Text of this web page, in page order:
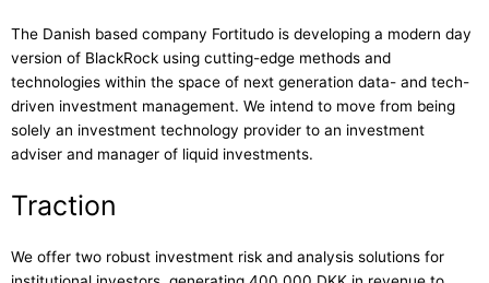
The Danish based company Fortitudo is developing a modern day
version of BlackRock using cutting-edge methods and
technologies within the space of next generation data- and tech-
driven investment management. We intend to move from being
solely an investment technology provider to an investment
adviser and manager of liquid investments.
Traction
We offer two robust investment risk and analysis solutions for